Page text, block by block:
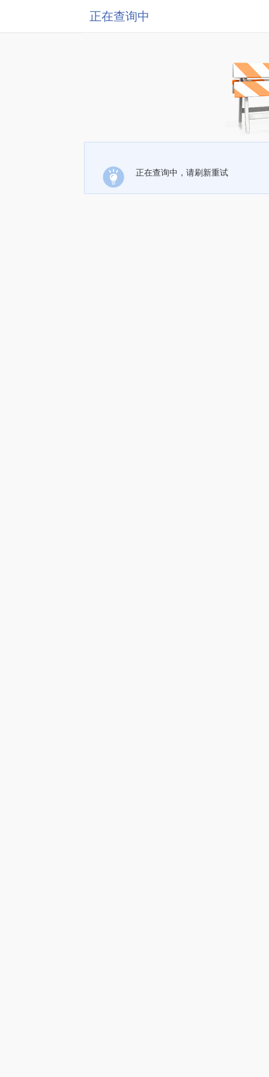
正在查询中
正在查询中，请刷新重试